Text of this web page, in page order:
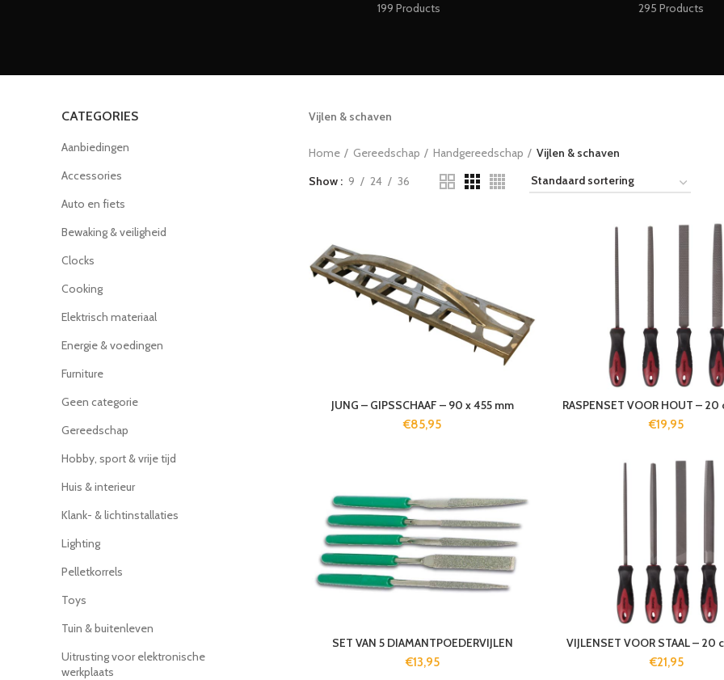
199 Products
295 Products
CATEGORIES
Aanbiedingen
Accessories
Auto en fiets
Bewaking & veiligheid
Clocks
Cooking
Elektrisch materiaal
Energie & voedingen
Furniture
Geen categorie
Gereedschap
Hobby, sport & vrije tijd
Huis & interieur
Klank- & lichtinstallaties
Lighting
Pelletkorrels
Toys
Tuin & buitenleven
Uitrusting voor elektronische
werkplaats
Vijlen & schaven
Home Gereedschap Handgereedschap
Vijlen & schaven
Show
9 24 36
JUNG – GIPSSCHAAF – 90 x 455 mm
€85,95
RASPENSET VOOR HOUT – 20
€19,95
SET VAN 5 DIAMANTPOEDERVIJLEN
€13,95
VIJLENSET VOOR STAAL – 20
€21,95